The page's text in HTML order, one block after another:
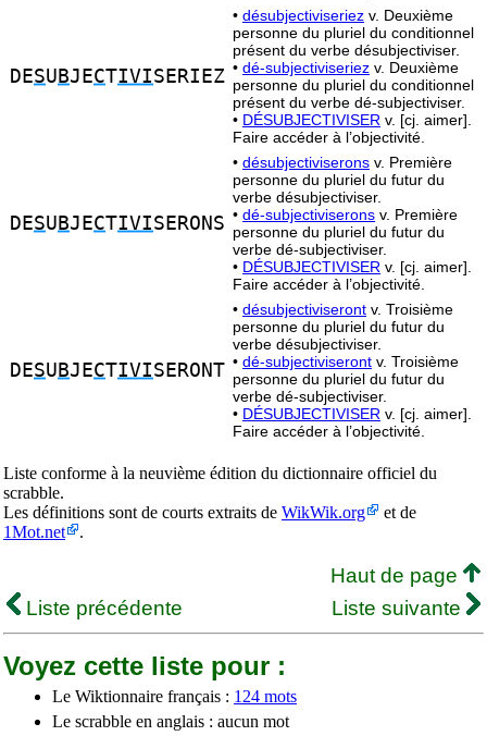
DESU BJECTIVISERIEZ
• désubjectiviseriez v. Deuxième
personne du pluriel du conditionnel
présent du verbe désubjectiviser.
• dé-subjectiviseriez v. Deuxième
personne du pluriel du conditionnel
présent du verbe dé-subjectiviser.
• DÉSUBJECTIVISER v. [cj. aimer].
Faire accéder à l’objectivité.
DESU BJECTIVISERONS
• désubjectiviserons v. Première
personne du pluriel du futur du
verbe désubjectiviser.
• dé-subjectiviserons v. Première
personne du pluriel du futur du
verbe dé-subjectiviser.
• DÉSUBJECTIVISER v. [cj. aimer].
Faire accéder à l’objectivité.
DESU BJECTIVISERONT
• désubjectiviseront v. Troisième
personne du pluriel du futur du
verbe désubjectiviser.
• dé-subjectiviseront v. Troisième
personne du pluriel du futur du
verbe dé-subjectiviser.
• DÉSUBJECTIVISER v. [cj. aimer].
Faire accéder à l’objectivité.
Liste conforme à la neuvième édition du dictionnaire officiel du
scrabble.
Les définitions sont de courts extraits de WikWik.org
et de
1Mot.net
.
Haut de page
Liste précédente
Liste suivante
Voyez cette liste pour :
Le Wiktionnaire français : 124 mots
Le scrabble en anglais : aucun mot